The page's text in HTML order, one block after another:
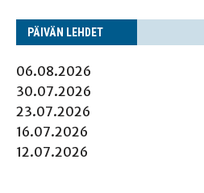
PÄI­VÄN LEHDET
06.08.2026
30.07.2026
23.07.2026
16.07.2026
12.07.2026